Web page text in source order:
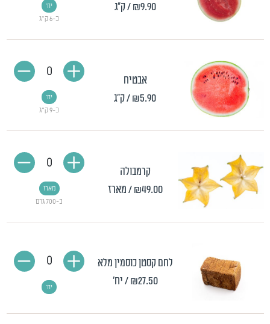
₪9.90 / ק"ג
כ-6 ק"ג
יח'
אבטיח
₪5.90/ ק"ג
כ-9 ק"ג
יח'
0
קרמבולה
₪49.00 / מארז
כ-700 גרם
מארז
0
לחם קסטן כוסמין מלא
₪27.50 / יח' יח'
0